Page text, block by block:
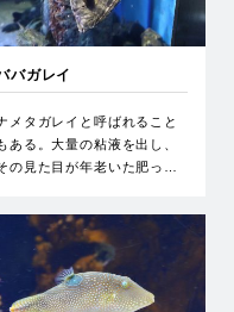
バガレイ
メタガレイと呼ばれること
ある。大量の粘液を出し、
の見た目が年老いた肥っ…